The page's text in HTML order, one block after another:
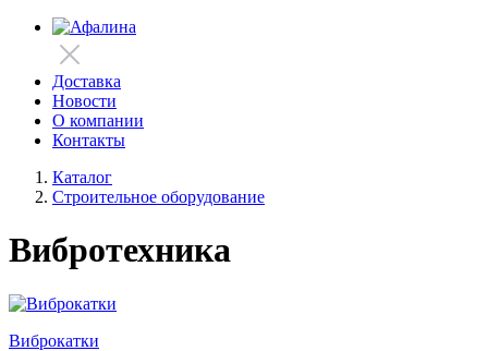
Доставка
Новости
О компании
Контакты
Каталог
Строительное оборудование
Вибротехника
Виброкатки